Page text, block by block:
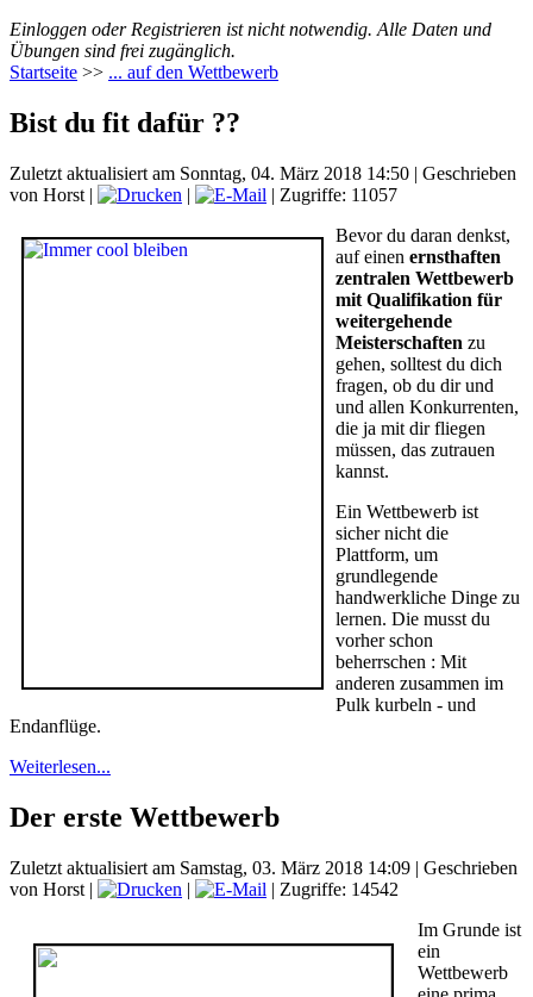
Einloggen oder Registrieren ist nicht notwendig. Alle Daten und
Übungen sind frei zugänglich.
Startseite >> ... auf den Wettbewerb
Bist du fit dafür ??
Zuletzt aktualisiert am Sonntag, 04. März 2018 14:50 | Geschrieben
von Horst | |
| Zugriffe: 11057
Bevor du daran denkst,
auf einen ernsthaften
zentralen Wettbewerb
mit Qualifikation für
weitergehende
Meisterschaften zu
gehen, solltest du dich
fragen, ob du dir und
und allen Konkurrenten,
die ja mit dir fliegen
müssen, das zutrauen
kannst.
Ein Wettbewerb ist
sicher nicht die
Plattform, um
grundlegende
handwerkliche Dinge zu
lernen. Die musst du
vorher schon
beherrschen : Mit
anderen zusammen im
Pulk kurbeln - und
Endanflüge.
Weiterlesen...
Der erste Wettbewerb
Zuletzt aktualisiert am Samstag, 03. März 2018 14:09 | Geschrieben
von Horst | |
| Zugriffe: 14542
Im Grunde ist
ein
Wettbewerb